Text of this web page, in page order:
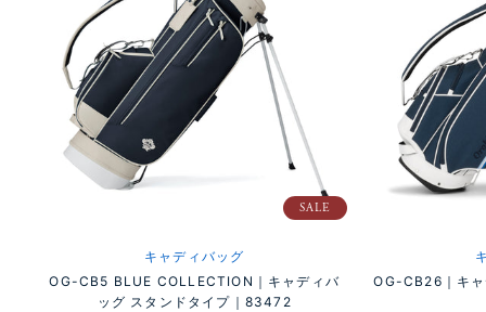
SALE
キャディバッグ
OG-CB5 BLUE COLLECTION｜キャディバ
ッグ スタンドタイプ｜83472
OG-CB26｜キ